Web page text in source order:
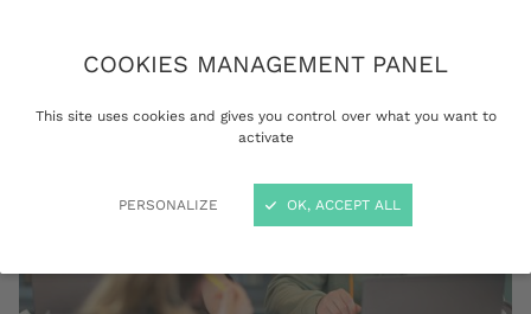
COOKIES MANAGEMENT PANEL
This site uses cookies and gives you control over what you want to
activate
PERSONALIZE OK, ACCEPT ALL